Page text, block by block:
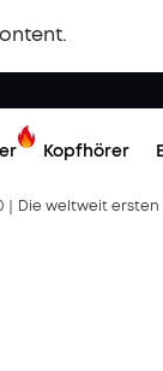
Kopfhörer
｜Die weltweit